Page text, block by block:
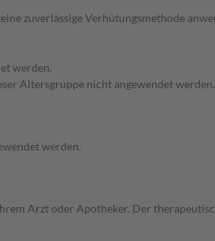
zuverlässige Verhütungsmethode
werden.
Altersgruppe nicht angewendet werden.
werden.
Arzt oder Apotheker. Der